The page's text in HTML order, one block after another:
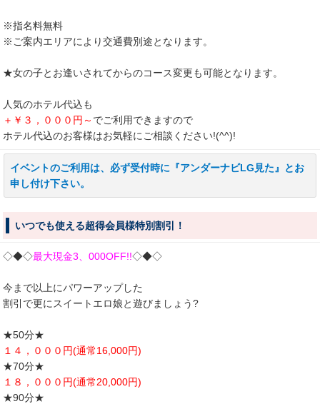
※指名料無料
※ご案内エリアにより交通費別途となります。
★女の子とお逢いされてからのコース変更も可能となります。
人気のホテル代込も
＋￥３，０００円～ でご利用できますので
ホテル代込のお客様はお気軽にご相談ください!(^^)!
イベントのご利用は、必ず受付時に『アンダーナビLG見た』とお
申し付け下さい。
いつでも使える超得会員様特別割引！
◇◆◇最大現金3、000OFF!!◇◆◇
今まで以上にパワーアップした
割引で更にスイートエロ娘と遊びましょう?
★50分★
１４，０００円(通常16,000円)
★70分★
１８，０００円(通常20,000円)
★90分★